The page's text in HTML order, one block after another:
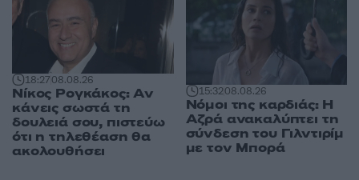
18:2708.08.26
Νίκος Ρογκάκος: Αν
κάνεις σωστά τη
δουλειά σου, πιστεύω
ότι η τηλεθέαση θα
ακολουθήσει
15:3208.08.26
Νόμοι της καρδιάς: Η
Αζρά ανακαλύπτει τη
σύνδεση του Γιλντιρίμ
με τον Μπορά